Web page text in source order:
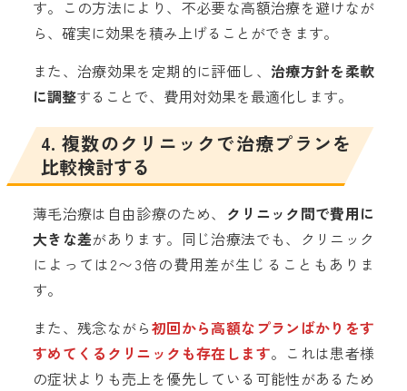
す。この方法により、不必要な高額治療を避けなが
ら、確実に効果を積み上げることができます。
また、治療効果を定期的に評価し、 治療方針を柔軟
に調整することで、費用対効果を最適化します。
4. 複数のクリニックで治療プランを
比較検討する
薄毛治療は自由診療のため、 クリニック間で費用に
大きな差があります。同じ治療法でも、クリニック
によっては2〜3倍の費用差が生じることもありま
す。
また、残念ながら初回から高額なプランばかりをす
すめてくるクリニックも存在します。これは患者様
の症状よりも売上を優先している可能性があるため